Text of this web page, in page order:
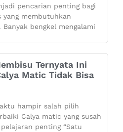
pencarian penting bagi
membutuhkan
bengkel mengalami
Ternyata Ini
Matic Tidak Bisa
hampir salah pilih
Calya matic yang susah
penting “Satu